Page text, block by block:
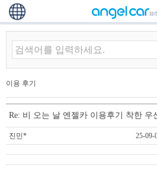
이용 후기
Re: 비 오는 날 엔젤카 이용후기 착한 우
진민* 25-09-